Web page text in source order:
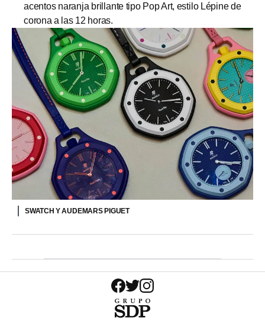
acentos naranja brillante tipo Pop Art, estilo Lépine de
corona a las 12 horas.
SWATCH Y AUDEMARS PIGUET